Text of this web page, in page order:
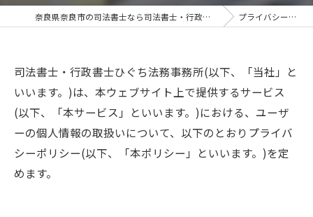
奈良県奈良市の司法書士なら司法書士・行政書士ひぐち法務事務所 プライバシーポリシー
司法書士・行政書士ひぐち法務事務所(以下、「当社」と
いいます。)は、本ウェブサイト上で提供するサービス
(以下、「本サービス」といいます。)における、ユーザ
ーの個人情報の取扱いについて、以下のとおりプライバ
シーポリシー(以下、「本ポリシー」といいます。)を定
めます。